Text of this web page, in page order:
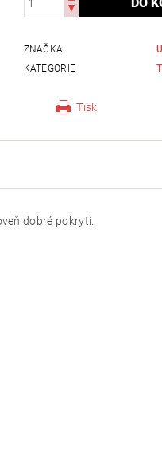
ZNAČKA
KATEGORIE
Tisk
dobré pokrytí.